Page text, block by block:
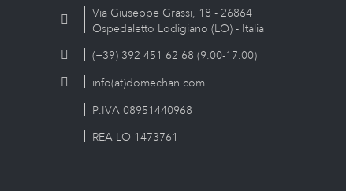
Via Giuseppe Grassi, 18 - 26864
Ospedaletto Lodigiano (LO) - Italia
(+39) 392 451 62 68 (9.00-17.00)
info(at)domechan.com
P.IVA 08951440968
REA LO-1473761